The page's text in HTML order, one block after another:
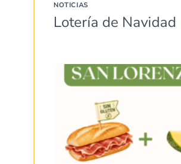
NOTICIAS
Lotería de Navidad